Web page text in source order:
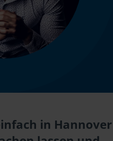
in Hannover